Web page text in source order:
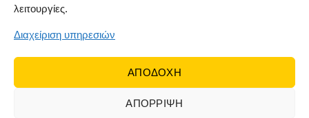
λειτουργίες.
Διαχείριση υπηρεσιών
ΑΠΟΔΟΧΗ
ΑΠΟΡΡΙΨΗ
Web development